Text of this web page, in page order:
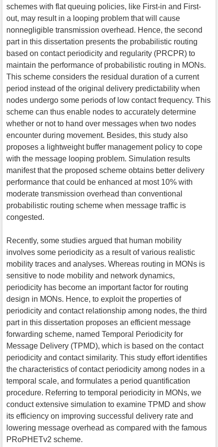
schemes with flat queuing policies, like First-in and First-
out, may result in a looping problem that will cause
nonnegligible transmission overhead. Hence, the second
part in this dissertation presents the probabilistic routing
based on contact periodicity and regularity (PRCPR) to
maintain the performance of probabilistic routing in MONs.
This scheme considers the residual duration of a current
period instead of the original delivery predictability when
nodes undergo some periods of low contact frequency. This
scheme can thus enable nodes to accurately determine
whether or not to hand over messages when two nodes
encounter during movement. Besides, this study also
proposes a lightweight buffer management policy to cope
with the message looping problem. Simulation results
manifest that the proposed scheme obtains better delivery
performance that could be enhanced at most 10% with
moderate transmission overhead than conventional
probabilistic routing scheme when message traffic is
congested.
Recently, some studies argued that human mobility
involves some periodicity as a result of various realistic
mobility traces and analyses. Whereas routing in MONs is
sensitive to node mobility and network dynamics,
periodicity has become an important factor for routing
design in MONs. Hence, to exploit the properties of
periodicity and contact relationship among nodes, the third
part in this dissertation proposes an efficient message
forwarding scheme, named Temporal Periodicity for
Message Delivery (TPMD), which is based on the contact
periodicity and contact similarity. This study effort identifies
the characteristics of contact periodicity among nodes in a
temporal scale, and formulates a period quantification
procedure. Referring to temporal periodicity in MONs, we
conduct extensive simulation to examine TPMD and show
its efficiency on improving successful delivery rate and
lowering message overhead as compared with the famous
PRoPHETv2 scheme.